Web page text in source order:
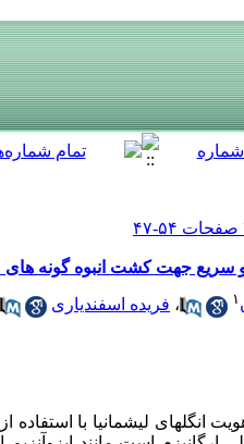
سریع جهت کشت انبوه گونه های
۱ ، فریده اسفندیاری
انگلهای لیشمانیا با استفاده